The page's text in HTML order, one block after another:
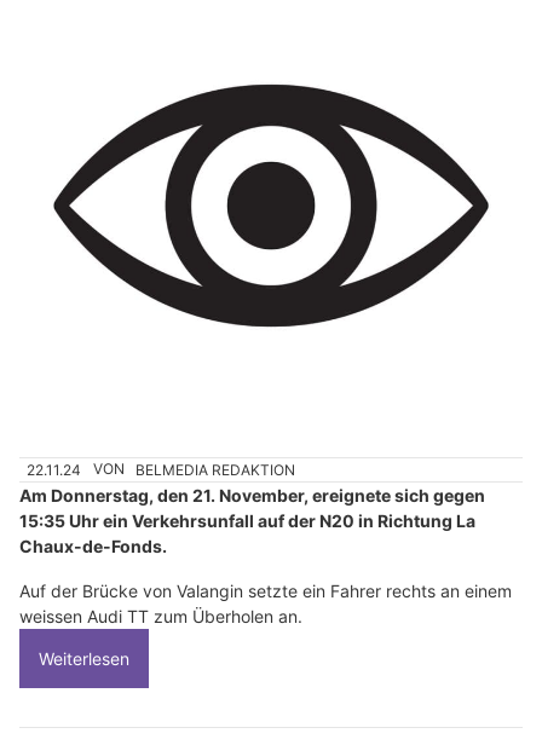
22.11.24 VON BELMEDIA REDAKTION
Am Donnerstag, den 21. November, ereignete sich gegen
15:35 Uhr ein Verkehrsunfall auf der N20 in Richtung La
Chaux-de-Fonds.
Auf der Brücke von Valangin setzte ein Fahrer rechts an einem
weissen Audi TT zum Überholen an.
Weiterlesen